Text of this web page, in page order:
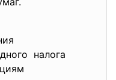
налога